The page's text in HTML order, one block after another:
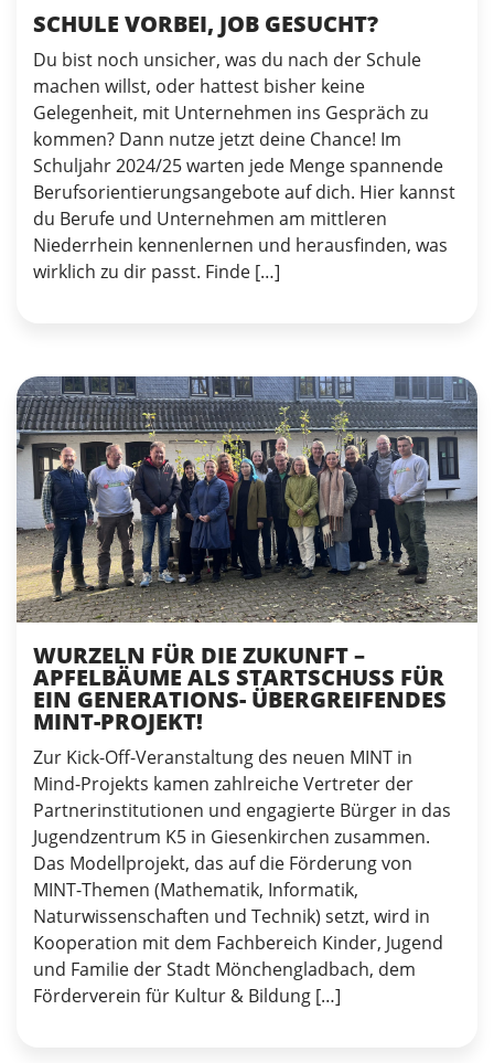
SCHULE VORBEI, JOB GESUCHT?
Du bist noch unsicher, was du nach der Schule
machen willst, oder hattest bisher keine
Gelegenheit, mit Unternehmen ins Gespräch zu
kommen? Dann nutze jetzt deine Chance! Im
Schuljahr 2024/25 warten jede Menge spannende
Berufsorientierungsangebote auf dich. Hier kannst
du Berufe und Unternehmen am mittleren
Niederrhein kennenlernen und herausfinden, was
wirklich zu dir passt. Finde […]
WURZELN FÜR DIE ZUKUNFT –
APFELBÄUME ALS STARTSCHUSS FÜR
EIN GENERATIONS- ÜBERGREIFENDES
MINT-PROJEKT!
Zur Kick-Off-Veranstaltung des neuen MINT in
Mind-Projekts kamen zahlreiche Vertreter der
Partnerinstitutionen und engagierte Bürger in das
Jugendzentrum K5 in Giesenkirchen zusammen.
Das Modellprojekt, das auf die Förderung von
MINT-Themen (Mathematik, Informatik,
Naturwissenschaften und Technik) setzt, wird in
Kooperation mit dem Fachbereich Kinder, Jugend
und Familie der Stadt Mönchengladbach, dem
Förderverein für Kultur & Bildung […]